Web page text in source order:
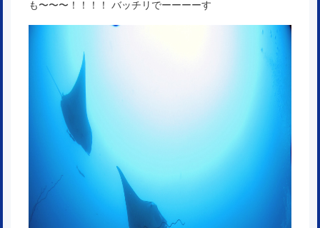
も〜〜〜！！！！ バッチリでーーーーす